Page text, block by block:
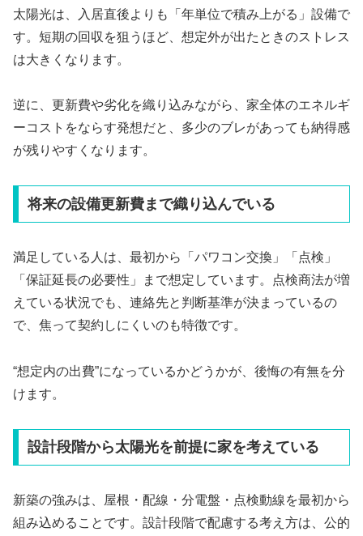
太陽光は、入居直後よりも「年単位で積み上がる」設備で
す。短期の回収を狙うほど、想定外が出たときのストレス
は大きくなります。
逆に、更新費や劣化を織り込みながら、家全体のエネルギ
ーコストをならす発想だと、多少のブレがあっても納得感
が残りやすくなります。
将来の設備更新費まで織り込んでいる
満足している人は、最初から「パワコン交換」「点検」
「保証延長の必要性」まで想定しています。点検商法が増
えている状況でも、連絡先と判断基準が決まっているの
で、焦って契約しにくいのも特徴です。
“想定内の出費”になっているかどうかが、後悔の有無を分
けます。
設計段階から太陽光を前提に家を考えている
新築の強みは、屋根・配線・分電盤・点検動線を最初から
組み込めることです。設計段階で配慮する考え方は、公的